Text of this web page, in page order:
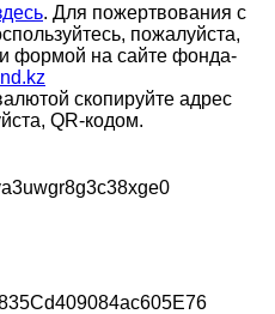
. Для пожертвования с
пожалуйста,
формой на сайте фонда-
скопируйте адрес
QR-кодом.